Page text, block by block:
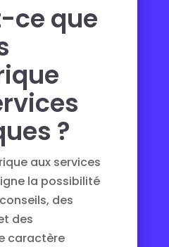
ce que
?
aux services
la possibilité
des
des
caractère